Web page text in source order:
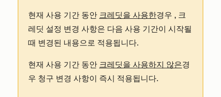
현재 사용 기간 동안 크레딧을 사용한경우 , 크
레딧 설정 변경 사항은 다음 사용 기간이 시작될
때 변경된 내용으로 적용됩니다.
현재 사용 기간 동안 크레딧을 사용하지 않은경
우 청구 변경 사항이 즉시 적용됩니다.